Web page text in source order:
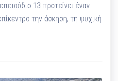
13 προτείνει έναν
την άσκηση, τη ψυχική